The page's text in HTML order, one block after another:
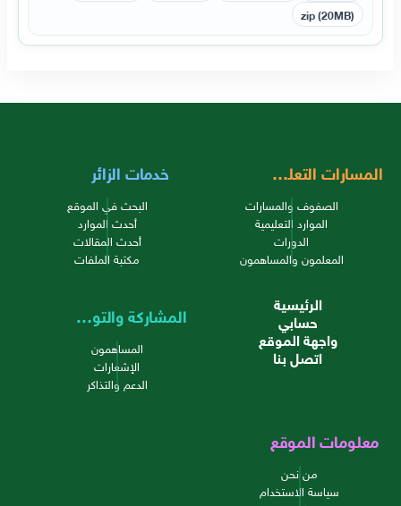
zip (20MB)
المسارات التعليمية
الصفوف والمسارات
الموارد التعليمية
الدورات
المعلمون والمساهمون
خدمات الزائر
البحث في الموقع
أحدث الموارد
أحدث المقالات
مكتبة الملفات
الرئيسية
حسابي
واجهة الموقع
اتصل بنا
المشاركة والتواصل
المساهمون
الإشعارات
الدعم والتذاكر
معلومات الموقع
من نحن
سياسة الاستخدام